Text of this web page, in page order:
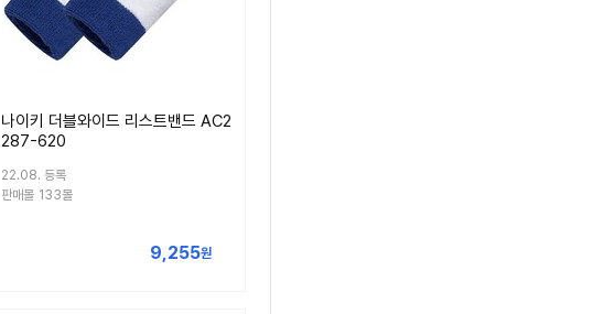
나이키 더블와이드 리스트밴드 AC2
287-620
22.08. 등록
판매몰 133몰
9,255원